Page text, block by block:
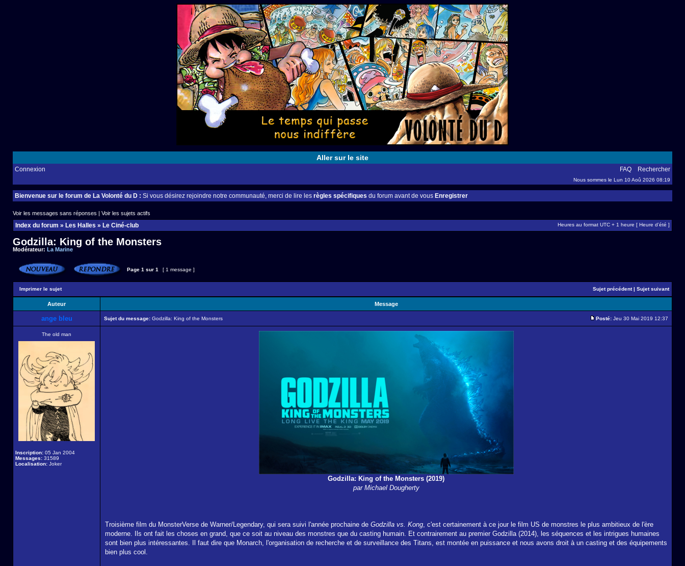
Aller sur le site
Connexion FAQ Rechercher
Nous sommes le Lun 10 Aoû 2026 08:19
Bienvenue sur le forum de La Volonté du D : Si vous désirez rejoindre notre communauté, merci de lire les règles spécifiques du forum avant de vous Enregistrer
Voir les messages sans réponses | Voir les sujets actifs
Index du forum » Les Halles » Le Ciné-club Heures au format UTC + 1 heure [ Heure d’été ]
Godzilla: King of the Monsters
Modérateur: La Marine
Page 1 sur 1 [ 1 message ]
Imprimer le sujet Sujet précédent| Sujet suivant
Auteur Message
ange bleu Sujet du message: Godzilla: King of the Monsters Posté: Jeu 30 Mai 2019 12:37
The old man
Inscription: 05 Jan 2004
Messages: 31589
Localisation: Joker
Godzilla: King of the Monsters (2019)
par Michael Dougherty
Troisième film du MonsterVerse de Warner/Legendary, qui sera suivi l'année prochaine de Godzilla vs. Kong, c'est certainement à ce jour le film US de monstres le plus ambitieux de l'ère
moderne. Ils ont fait les choses en grand, que ce soit au niveau des monstres que du casting humain. Et contrairement au premier Godzilla (2014), les séquences et les intrigues humaines
sont bien plus intéressantes. Il faut dire que Monarch, l'organisation de recherche et de surveillance des Titans, est montée en puissance et nous avons droit à un casting et des équipements
bien plus cool.